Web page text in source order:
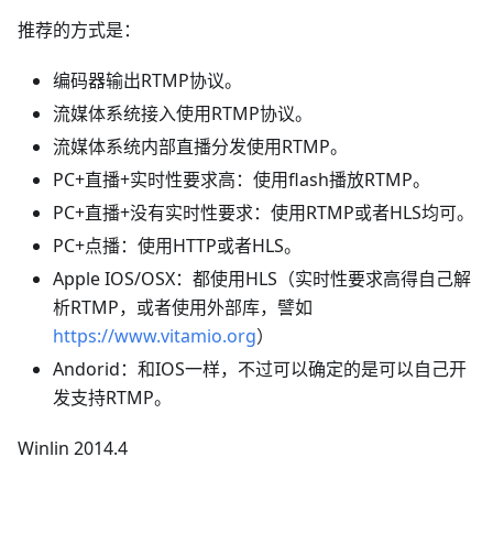
推荐的方式是：
编码器输出RTMP协议。
流媒体系统接入使用RTMP协议。
流媒体系统内部直播分发使用RTMP。
PC+直播+实时性要求高：使用flash播放RTMP。
PC+直播+没有实时性要求：使用RTMP或者HLS均可。
PC+点播：使用HTTP或者HLS。
Apple IOS/OSX：都使用HLS（实时性要求高得自己解
析RTMP，或者使用外部库，譬如
https://www.vitamio.org）
Andorid：和IOS一样，不过可以确定的是可以自己开
发支持RTMP。
Winlin 2014.4